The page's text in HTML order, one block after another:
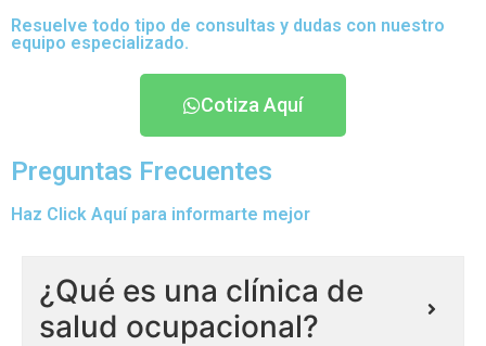
Resuelve todo tipo de consultas y dudas con nuestro
equipo especializado.
Cotiza Aquí
Preguntas Frecuentes
Haz Click Aquí para informarte mejor
¿Qué es una clínica de
salud ocupacional?